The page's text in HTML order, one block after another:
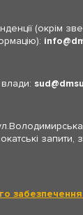
(окрім
info
sud
запити,
забезпечення